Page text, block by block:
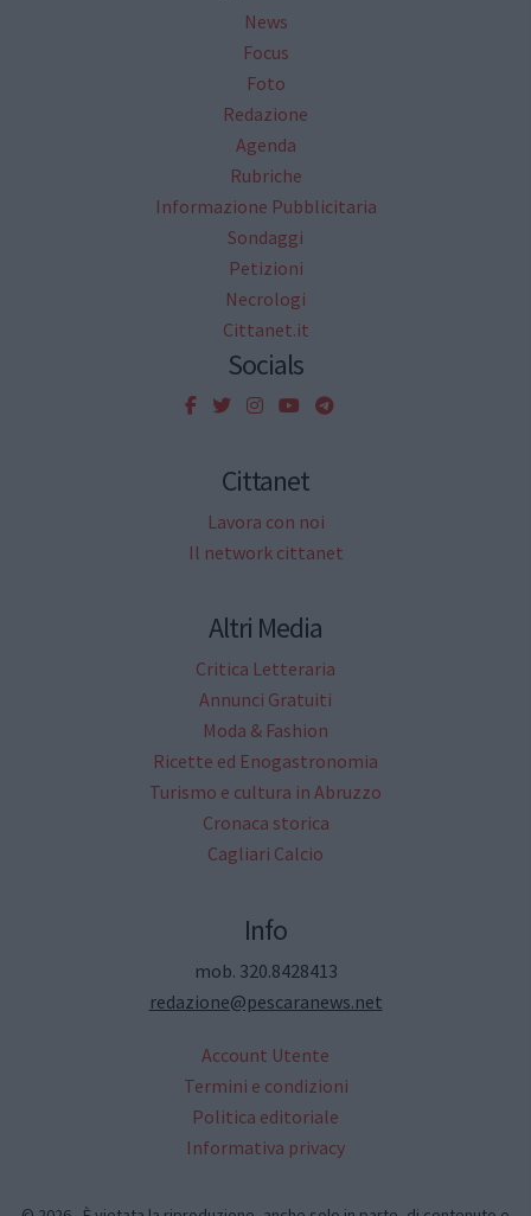
News
Focus
Foto
Redazione
Agenda
Rubriche
Informazione Pubblicitaria
Sondaggi
Petizioni
Necrologi
Cittanet.it
Socials
Cittanet
Lavora con noi
Il network cittanet
Altri Media
Critica Letteraria
Annunci Gratuiti
Moda & Fashion
Ricette ed Enogastronomia
Turismo e cultura in Abruzzo
Cronaca storica
Cagliari Calcio
Info
mob. 320.8428413
redazione@pescaranews.net
Account Utente
Termini e condizioni
Politica editoriale
Informativa privacy